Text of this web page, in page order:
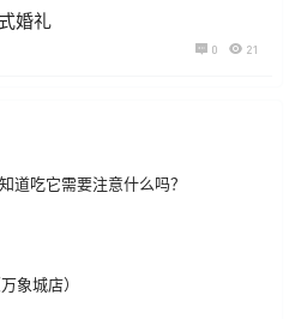
婚礼
0 21
道吃它需要注意什么吗？
象城店）